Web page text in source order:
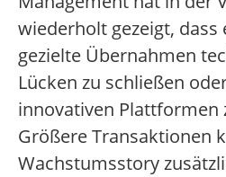
wiederholt gezeigt, dass
gezielte Übernahmen
Lücken zu schließen
innovativen Plattformen
Größere Transaktionen
Wachstumsstory